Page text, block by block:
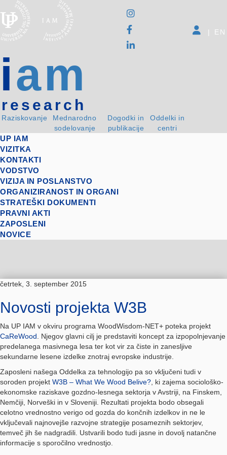
iam
research
Raziskovanje
Mednarodno
sodelovanje
Dogodki in
publikacije
Oddelki in
centri
| EN
UP IAM
VIZITKA
KONTAKTI
VODSTVO
VIZIJA IN POSLANSTVO
ORGANIZIRANOST IN ORGANI
STRATEŠKI DOKUMENTI
PRAVNI AKTI
ZAPOSLENI
NOVICE
četrtek, 3. september 2015
Novosti projekta W3B
Na UP IAM v okviru programa WoodWisdom-NET+ poteka projekt
CaReWood . Njegov glavni cilj je predstaviti koncept za izpopolnjevanje
predelanega masivnega lesa ter kot vir za čiste in zanesljive
sekundarne lesene izdelke znotraj evropske industrije.
Zaposleni našega Oddelka za tehnologijo pa so vključeni tudi v
soroden projekt W3B – What We Wood Belive? , ki zajema sociološko-
ekonomske raziskave gozdno-lesnega sektorja v Avstriji, na Finskem,
Nemčiji, Norveški in v Sloveniji. Rezultati projekta bodo obsegali
celotno vrednostno verigo od gozda do končnih izdelkov in ne le
vključevali najnovejše razvojne strategije posameznih sektorjev,
temveč jih še nadgradili. Ustvarili bodo tudi jasne in dovolj natančne
informacije s sporočilno vrednostjo.